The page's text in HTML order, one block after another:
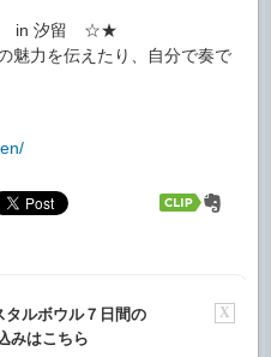
in 汐留 ☆★
力を伝えたり、自分で奏で
X
タルボウル７日間の
みはこちら